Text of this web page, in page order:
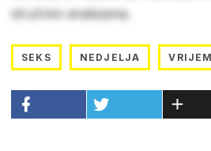
stručnim analizama.
SEKS NEDJELJA